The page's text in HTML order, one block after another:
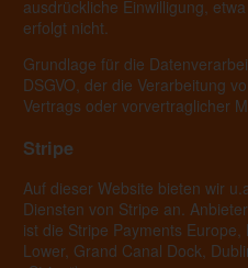
ausdrückliche Einwilligung,
erfolgt nicht.
Grundlage für die
DSGVO, der die Verarbeitung
Vertrags oder vorvertraglicher
Stripe
Auf dieser Website bieten wir
Diensten von Stripe an.
ist die Stripe Payments
Lower, Grand Canal Dock,